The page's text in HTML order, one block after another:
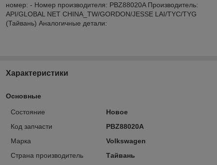
номер: - Номер производителя: PBZ88020A Производитель:
API/GLOBAL NET CHINA_TW/GORDON/JESSE LAI/TYC/TYG
(Тайвань) Аналогичные детали:
Характеристики
Основные
Состояние
Новое
Код запчасти
PBZ88020A
Марка
Volkswagen
Страна производитель
Тайвань